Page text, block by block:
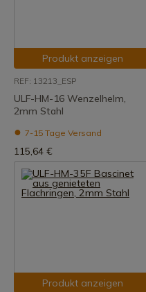
Produkt anzeigen
REF: 13213_ESP
ULF-HM-16 Wenzelhelm,
2mm Stahl
7-15 Tage Versand
115,64 €
Produkt anzeigen